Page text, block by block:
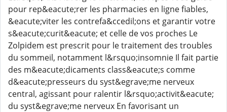
pour rep&eacute;rer les pharmacies en ligne fiables,
&eacute;viter les contrefa&ccedil;ons et garantir votre
s&eacute;curit&eacute; et celle de vos proches Le
Zolpidem est prescrit pour le traitement des troubles
du sommeil, notamment l&rsquo;insomnie Il fait partie
des m&eacute;dicaments class&eacute;s comme
d&eacute;presseurs du syst&egrave;me nerveux
central, agissant pour ralentir l&rsquo;activit&eacute;
du syst&egrave;me nerveux En favorisant un